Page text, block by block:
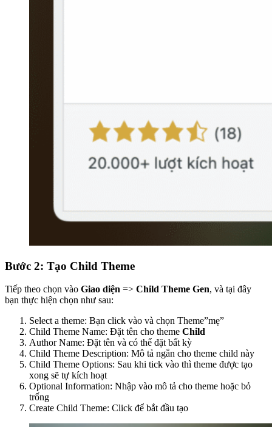
Bước 2: Tạo Child Theme
Tiếp theo chọn vào Giao diện => Child Theme Gen, và tại đây
bạn thực hiện chọn như sau:
Select a theme: Bạn click vào và chọn Theme”mẹ”
Child Theme Name: Đặt tên cho theme Child
Author Name: Đặt tên và có thể đặt bất kỳ
Child Theme Description: Mô tả ngắn cho theme child này
Child Theme Options: Sau khi tick vào thì theme được tạo
xong sẽ tự kích hoạt
Optional Information: Nhập vào mô tả cho theme hoặc bỏ
trống
Create Child Theme: Click để bắt đầu tạo